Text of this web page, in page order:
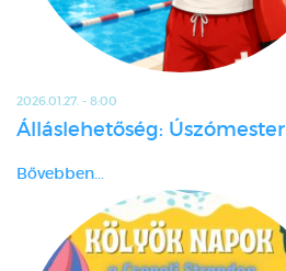
2026.01.27. - 8:00
Álláslehetőség: Úszómester
Bővebben...